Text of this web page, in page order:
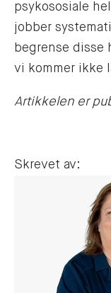
psykososiale
jobber
begrense disse
vi kommer ikke
Artikkelen er
Skrevet av: